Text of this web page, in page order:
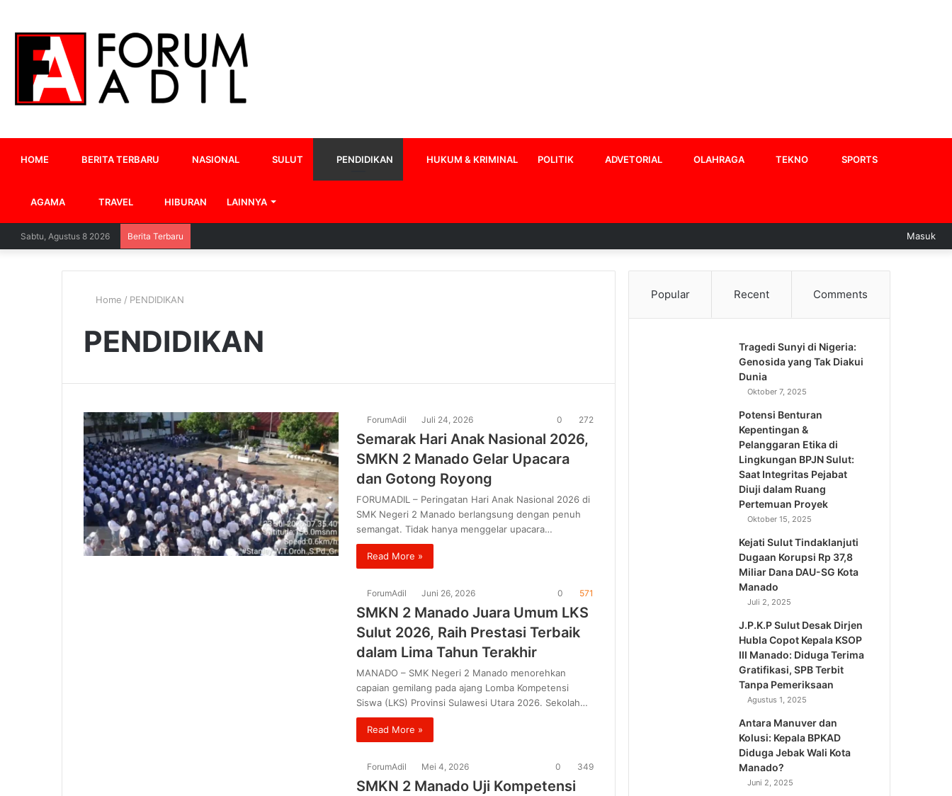
HOME BERITA TERBARU NASIONAL SULUT PENDIDIKAN HUKUM & KRIMINAL POLITIK ADVETORIAL OLAHRAGA TEKNO SPORTS
AGAMA TRAVEL HIBURAN LAINNYA
Sabtu, Agustus 8 2026 Berita Terbaru Masuk
Home / PENDIDIKAN
PENDIDIKAN
ForumAdil Juli 24, 2026 0 272
Semarak Hari Anak Nasional 2026,
SMKN 2 Manado Gelar Upacara
dan Gotong Royong
FORUMADIL – Peringatan Hari Anak Nasional 2026 di
SMK Negeri 2 Manado berlangsung dengan penuh
semangat. Tidak hanya menggelar upacara…
Read More »
ForumAdil Juni 26, 2026 0 571
SMKN 2 Manado Juara Umum LKS
Sulut 2026, Raih Prestasi Terbaik
dalam Lima Tahun Terakhir
MANADO – SMK Negeri 2 Manado menorehkan
capaian gemilang pada ajang Lomba Kompetensi
Siswa (LKS) Provinsi Sulawesi Utara 2026. Sekolah…
Read More »
ForumAdil Mei 4, 2026 0 349
SMKN 2 Manado Uji Kompetensi
Popular Recent Comments
Tragedi Sunyi di Nigeria:
Genosida yang Tak Diakui
Dunia
Oktober 7, 2025
Potensi Benturan
Kepentingan &
Pelanggaran Etika di
Lingkungan BPJN Sulut:
Saat Integritas Pejabat
Diuji dalam Ruang
Pertemuan Proyek
Oktober 15, 2025
Kejati Sulut Tindaklanjuti
Dugaan Korupsi Rp 37,8
Miliar Dana DAU-SG Kota
Manado
Juli 2, 2025
J.P.K.P Sulut Desak Dirjen
Hubla Copot Kepala KSOP
III Manado: Diduga Terima
Gratifikasi, SPB Terbit
Tanpa Pemeriksaan
Agustus 1, 2025
Antara Manuver dan
Kolusi: Kepala BPKAD
Diduga Jebak Wali Kota
Manado?
Juni 2, 2025